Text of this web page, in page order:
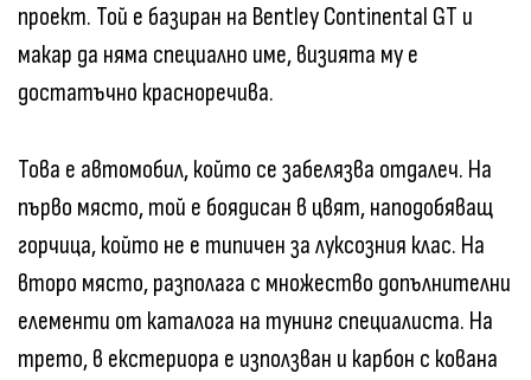
проект. Той е базиран на Bentley Continental GT и
макар да няма специално име, визията му е
достатъчно красноречива.
Това е автомобил, който се забелязва отдалеч. На
първо място, той е боядисан в цвят, наподобяващ
горчица, който не е типичен за луксозния клас. На
второ място, разполага с множество допълнителни
елементи от каталога на тунинг специалиста. На
трето, в екстериора е използван и карбон с кована